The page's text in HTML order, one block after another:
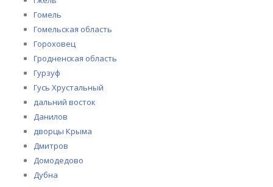
Гомель
Гомельская область
Гороховец
Гродненская область
Гурзуф
Гусь Хрустальный
дальний восток
Данилов
дворцы Крыма
Дмитров
Домодедово
Дубна